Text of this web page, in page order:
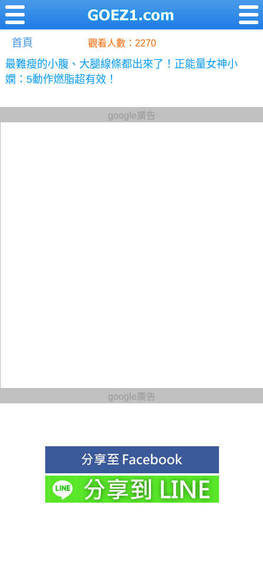
首頁 觀看人數：2270
最難瘦的小腹、大腿線條都出來了！正能量女神小
嫻：5動作燃脂超有效！
google廣告
google廣告